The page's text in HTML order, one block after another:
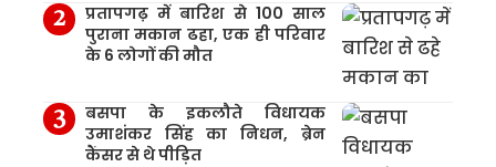
प्रतापगढ़ में बारिश से 100 साल
पुराना मकान ढहा, एक ही परिवार
के 6 लोगों की मौत
बसपा के इकलौते विधायक
उमाशंकर सिंह का निधन, ब्रेन
कैंसर से थे पीड़ित